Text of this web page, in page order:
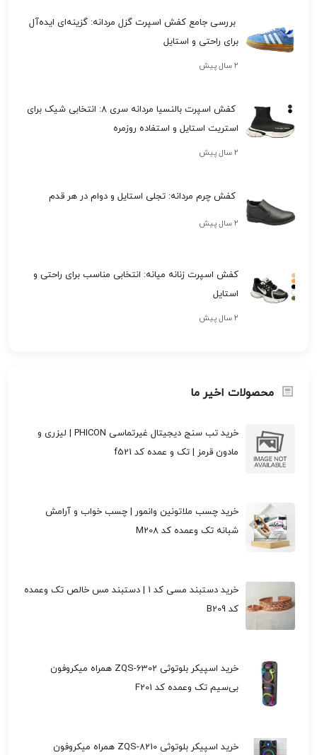
بررسی جامع کفش اسپرت گزل مردانه: گزینه‌ای ایده‌آل
برای راحتی و استایل
۲ سال پیش
کفش اسپرت بالنسیا مردانه سری 8: انتخابی شیک برای
استریت استایل و استفاده روزمره
۲ سال پیش
کفش چرم مردانه: تجلی استایل و دوام در هر قدم
۲ سال پیش
کفش اسپرت زنانه میانه: انتخابی مناسب برای راحتی و
استایل
۲ سال پیش
محصولات اخیر ما
خرید تب سنج دیجیتال غیرتماسی PHICON | لیزری و
مادون قرمز | تک و عمده کد f521
خرید چسب ملاتونین وانمور | چسب خواب و آرامش
شبانه تک وعمده کد M208
خرید دستبند مسی کد 1 | دستبند مس خالص تک وعمده
کد B209
خرید اسپیکر بلوتوثی ZQS-6302 همراه میکروفون
بی‌سیم تک وعمده کد F201
خرید اسپیکر بلوتوثی ZQS-8210 همراه میکروفون